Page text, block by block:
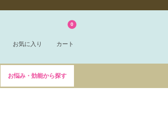
お気に入り カート
0
お悩み・効能から探す